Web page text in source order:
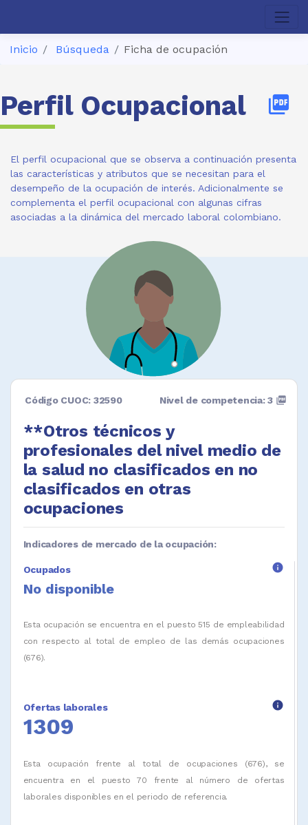
Inicio Búsqueda Ficha de ocupación
Perfil Ocupacional picture_as_pdf
El perfil ocupacional que se observa a continuación presenta
las características y atributos que se necesitan para el
desempeño de la ocupación de interés. Adicionalmente se
complementa el perfil ocupacional con algunas cifras
asociadas a la dinámica del mercado laboral colombiano.
Código CUOC: 32590
**Otros técnicos y
profesionales del nivel medio de
la salud no clasificados en no
clasificados en otras
ocupaciones
Nivel de competencia: 3 picture_as_pdf
Indicadores de mercado de la ocupación:
Ocupados info
No disponible
Esta ocupación se encuentra en el puesto 515 de empleabilidad
con respecto al total de empleo de las demás ocupaciones
(676).
Ofertas laborales info
1309
Esta ocupación frente al total de ocupaciones (676), se
encuentra en el puesto 70 frente al número de ofertas
laborales disponibles en el periodo de referencia.